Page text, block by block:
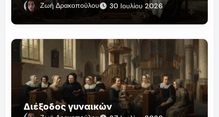
Ζωή Δρακοπούλου 30 Ιουλίου 2026
Διέξοδος γυναικών